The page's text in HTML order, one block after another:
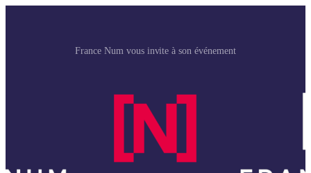
France Num vous invite à son événement